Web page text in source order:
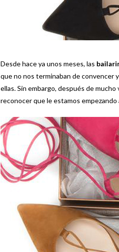
Desde hace ya unos meses, las
que no nos terminaban de convencer
ellas. Sin embargo, después de
reconocer que le estamos